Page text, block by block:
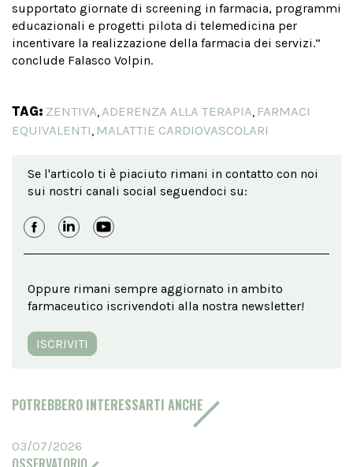
supportato giornate di screening in farmacia, programmi
educazionali e progetti pilota di telemedicina per
incentivare la realizzazione della farmacia dei servizi.”
conclude Falasco Volpin.
TAG: ZENTIVA,ADERENZA ALLA TERAPIA, FARMACI
EQUIVALENTI, MALATTIE CARDIOVASCOLARI
Se l'articolo ti è piaciuto rimani in contatto con noi
sui nostri canali social seguendoci su:
Oppure rimani sempre aggiornato in ambito
farmaceutico iscrivendoti alla nostra newsletter!
ISCRIVITI
POTREBBERO INTERESSARTI ANCHE
03/07/2026